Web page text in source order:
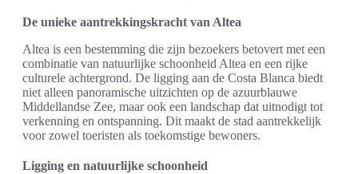
De unieke aantrekkingskracht van Altea
Altea is een bestemming die zijn bezoekers betovert met een
combinatie van natuurlijke schoonheid Altea en een rijke
culturele achtergrond. De ligging aan de Costa Blanca biedt
niet alleen panoramische uitzichten op de azuurblauwe
Middellandse Zee, maar ook een landschap dat uitnodigt tot
verkenning en ontspanning. Dit maakt de stad aantrekkelijk
voor zowel toeristen als toekomstige bewoners.
Ligging en natuurlijke schoonheid